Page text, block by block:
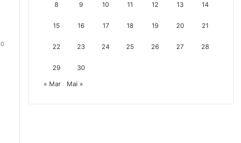
0
8 9 10 11 12 13 14
15 16 17 18 19 20 21
22 23 24 25 26 27 28
29 30
« Mar Mai »